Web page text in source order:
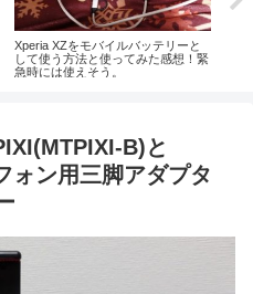
Qtuo,Apple Watch 収納バッグ(持ち
運び用ケース)を購入！【レビュ
ー】
B)と
ン用三脚アダプタ